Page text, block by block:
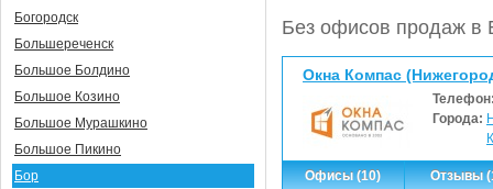
Без офисов продаж в
Окна Компас
Города:
Офисы (10) Отзывы
Богородск
Большереченск
Большое Болдино
Большое Козино
Большое Мурашкино
Большое Пикино
Бор